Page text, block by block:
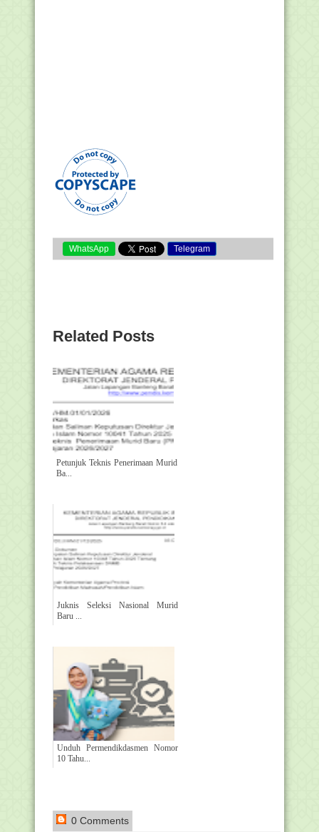
WhatsApp Telegram
Related Posts
Petunjuk Teknis Penerimaan Murid
Ba...
Juknis Seleksi Nasional Murid
Baru ...
Unduh Permendikdasmen Nomor
10 Tahu...
0 Comments